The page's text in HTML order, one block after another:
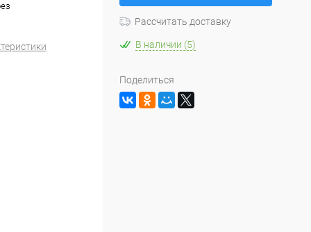
Рассчитать доставку
В наличии (5)
Поделиться